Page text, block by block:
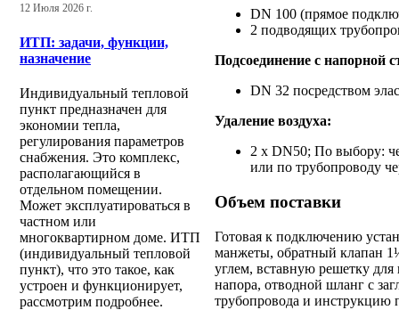
12 Июля 2026 г.
ИТП: задачи, функции,
назначение
Индивидуальный тепловой
пункт предназначен для
экономии тепла,
регулирования параметров
снабжения. Это комплекс,
располагающийся в
отдельном помещении.
Может эксплуатироваться в
частном или
многоквартирном доме. ИТП
(индивидуальный тепловой
пункт), что это такое, как
устроен и функционирует,
рассмотрим подробнее.
DN 100 (прямое
2 подводящих
Подсоединение с напорной
DN 32 посредством
Удаление воздуха:
2 x DN50; По выбору:
или по трубопроводу
Объем поставки
Готовая к подключению
манжеты, обратный клапан
углем, вставную решетку
напора, отводной шланг с
трубопровода и инструкцию